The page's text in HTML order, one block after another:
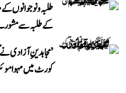
طلبہ و
کے طلبہ سے
’مجاہدینِ آزادی
کورٹ میں مہوا